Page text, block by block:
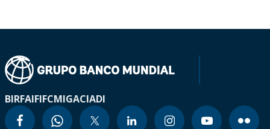
BIRFAIFIFCMIGACIADI